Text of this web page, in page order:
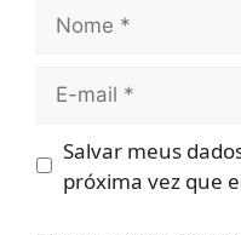
mail
Salvar meus
próxima vez que